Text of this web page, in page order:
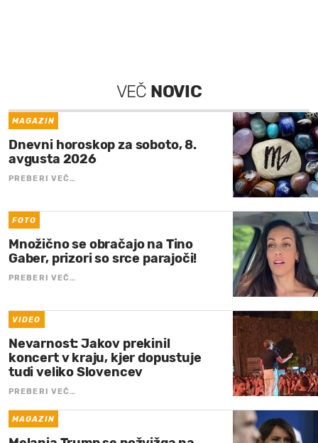
VEČ NOVIC
MAGAZIN
Dnevni horoskop za soboto, 8.
avgusta 2026
PREBERI VEČ…
FOTO
Množično se obračajo na Tino
Gaber, prizori so srce parajoči!
PREBERI VEČ…
VIDEO
Nevarnost: Jakov prekinil
koncert v kraju, kjer dopustuje
tudi veliko Slovencev
PREBERI VEČ…
MAGAZIN